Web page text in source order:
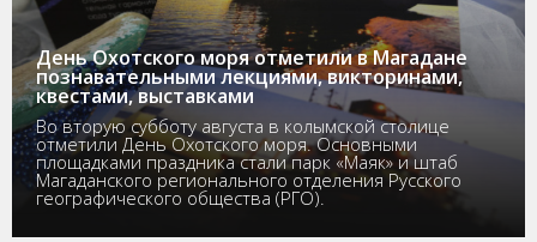
День Охотского моря отметили в Магадане
познавательными лекциями, викторинами,
квестами, выставками
Во вторую субботу августа в колымской столице
отметили День Охотского моря. Основными
площадками праздника стали парк «Маяк» и штаб
Магаданского регионального отделения Русского
географического общества (РГО).